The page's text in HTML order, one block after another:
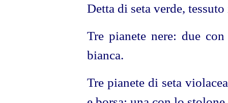
Detta di seta verde,
Tre pianete nere: due
bianca.
Tre pianete di seta